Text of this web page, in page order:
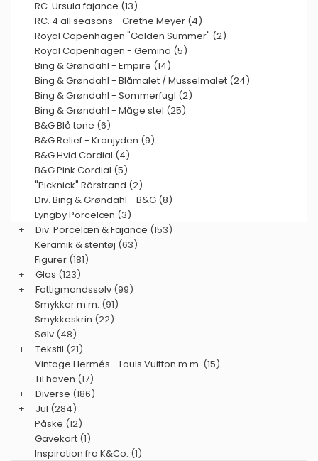
RC. Ursula fajance (13)
RC. 4 all seasons - Grethe Meyer (4)
Royal Copenhagen "Golden Summer" (2)
Royal Copenhagen - Gemina (5)
Bing & Grøndahl - Empire (14)
Bing & Grøndahl - Blåmalet / Musselmalet (24)
Bing & Grøndahl - Sommerfugl (2)
Bing & Grøndahl - Måge stel (25)
B&G Blå tone (6)
B&G Relief - Kronjyden (9)
B&G Hvid Cordial (4)
B&G Pink Cordial (5)
"Picknick" Rörstrand (2)
Div. Bing & Grøndahl - B&G (8)
Lyngby Porcelæn (3)
+
Div. Porcelæn & Fajance (153)
Keramik & stentøj (63)
Figurer (181)
+
Glas (123)
+
Fattigmandssølv (99)
Smykker m.m. (91)
Smykkeskrin (22)
Sølv (48)
+
Tekstil (21)
Vintage Hermés - Louis Vuitton m.m. (15)
Til haven (17)
+
Diverse (186)
+
Jul (284)
Påske (12)
Gavekort (1)
Inspiration fra K&Co. (1)